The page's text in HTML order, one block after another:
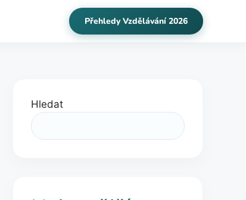
Přehledy Vzdělávání 2026
Hledat